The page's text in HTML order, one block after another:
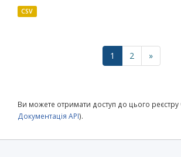
CSV
1 2 »
Ви можете отримати доступ до цього реєстру
Документація API).